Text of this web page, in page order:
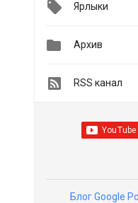
Ярлыки
 Архив
RSS канал
Блог Google